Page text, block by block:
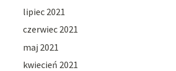
lipiec 2021
czerwiec 2021
maj 2021
kwiecień 2021